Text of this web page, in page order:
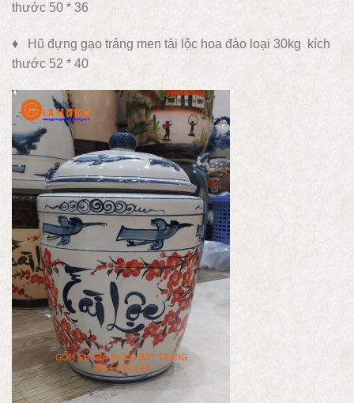
thước 50 * 36
♦ Hũ đựng gạo tráng men tài lộc hoa đào loại 30kg kích
thước 52 * 40